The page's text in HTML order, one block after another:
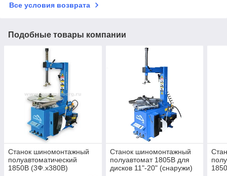
Все условия возврата
Подобные товары компании
Станок шиномонтажный
полуавтоматический
1850B (3Ф.х380В)
Станок шиномонтажный
полуавтомат 1805B для
дисков 11"-20" (снаружи)